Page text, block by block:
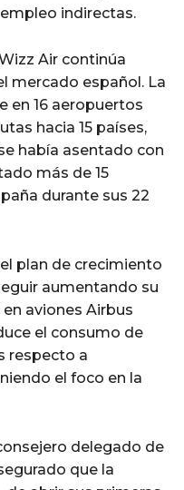
indirectas.
Air continúa
mercado español. La
en 16 aeropuertos
hacia 15 países,
había asentado con
más de 15
durante sus 22
plan de crecimiento
aumentando su
aviones Airbus
el consumo de
respecto a
el foco en la
delegado de
que la